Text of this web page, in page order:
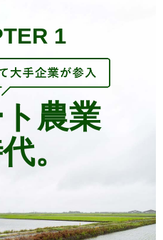
1
農業
。